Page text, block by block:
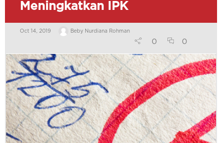
Meningkatkan IPK
Oct 14, 2019 Beby Nurdiana Rohman
0 0